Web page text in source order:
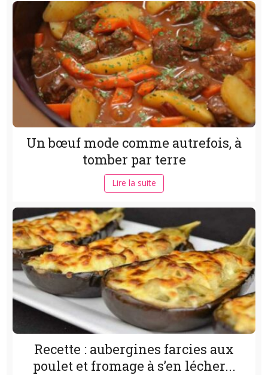
Un bœuf mode comme autrefois, à
tomber par terre
Lire la suite
Recette : aubergines farcies aux
poulet et fromage à s’en lécher...